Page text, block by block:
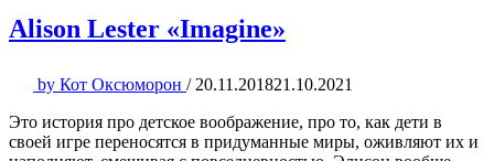
Alison Lester «Imagine»
by Кот Оксюморон / 20.11.201821.10.2021
Это история про детское воображение, про то, как дети в
своей игре переносятся в придуманные миры, оживляют их и